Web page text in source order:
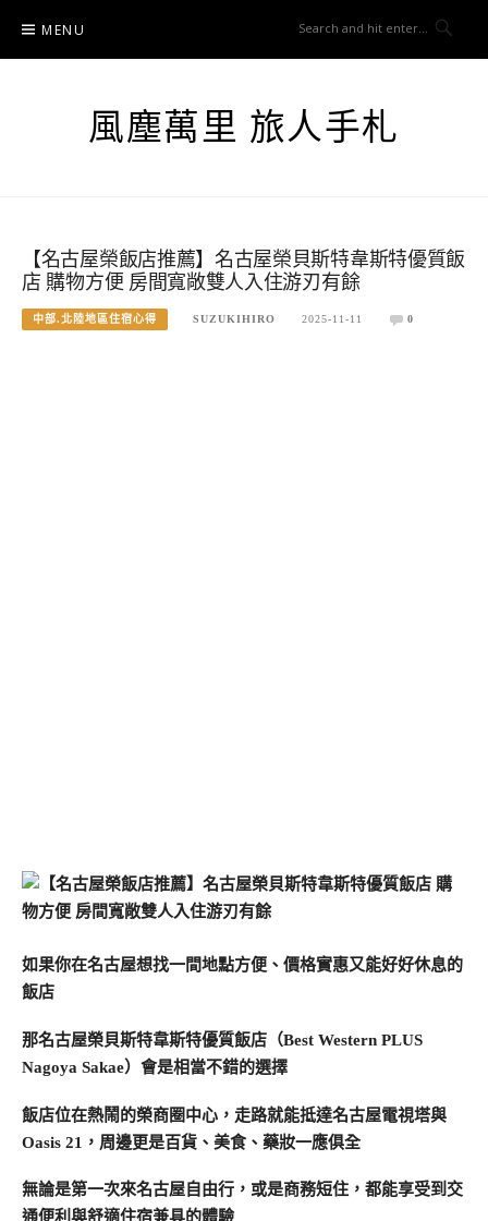
content
MENU
風塵萬里 旅人手札
【名古屋榮飯店推薦】名古屋榮貝斯特韋斯特優質飯
店 購物方便 房間寬敞雙人入住游刃有餘
中部.北陸地區住宿心得 SUZUKIHIRO 2025-11-11 0
如果你在名古屋想找一間地點方便、價格實惠又能好好休息的
飯店
那名古屋榮貝斯特韋斯特優質飯店（Best Western PLUS
Nagoya Sakae）會是相當不錯的選擇
飯店位在熱鬧的榮商圈中心，走路就能抵達名古屋電視塔與
Oasis 21，周邊更是百貨、美食、藥妝一應俱全
無論是第一次來名古屋自由行，或是商務短住，都能享受到交
通便利與舒適住宿兼具的體驗